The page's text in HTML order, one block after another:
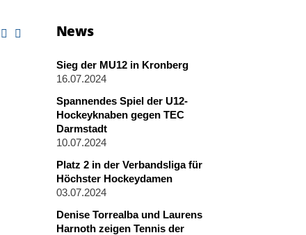
News
Sieg der MU12 in Kronberg
16.07.2024
Spannendes Spiel der U12-
Hockeyknaben gegen TEC
Darmstadt
10.07.2024
Platz 2 in der Verbandsliga für
Höchster Hockeydamen
03.07.2024
Denise Torrealba und Laurens
Harnoth zeigen Tennis der